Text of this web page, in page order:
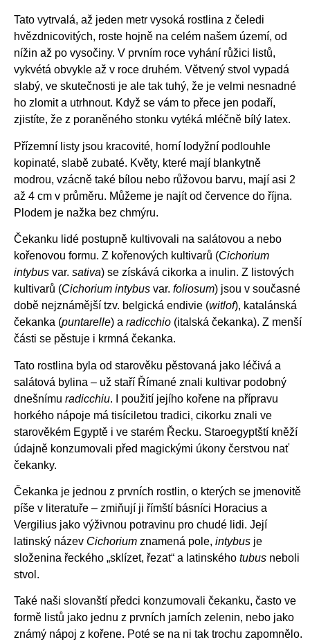
Tato vytrvalá, až jeden metr vysoká rostlina z čeledi
hvězdnicovitých, roste hojně na celém našem území, od
nížin až po vysočiny. V prvním roce vyhání růžici listů,
vykvétá obvykle až v roce druhém. Větvený stvol vypadá
slabý, ve skutečnosti je ale tak tuhý, že je velmi nesnadné
ho zlomit a utrhnout. Když se vám to přece jen podaří,
zjistíte, že z poraněného stonku vytéká mléčně bílý latex.
Přízemní listy jsou kracovité, horní lodyžní podlouhle
kopinaté, slabě zubaté. Květy, které mají blankytně
modrou, vzácně také bílou nebo růžovou barvu, mají asi 2
až 4 cm v průměru. Můžeme je najít od července do října.
Plodem je nažka bez chmýru.
Čekanku lidé postupně kultivovali na salátovou a nebo
kořenovou formu. Z kořenových kultivarů (Cichorium
intybus var. sativa) se získává cikorka a inulin. Z listových
kultivarů (Cichorium intybus var. foliosum) jsou v současné
době nejznámější tzv. belgická endivie (witlof), katalánská
čekanka (puntarelle) a radicchio (italská čekanka). Z menší
části se pěstuje i krmná čekanka.
Tato rostlina byla od starověku pěstovaná jako léčivá a
salátová bylina – už staří Římané znali kultivar podobný
dnešnímu radicchiu. I použití jejího kořene na přípravu
horkého nápoje má tisíciletou tradici, cikorku znali ve
starověkém Egyptě i ve starém Řecku. Staroegyptští kněží
údajně konzumovali před magickými úkony čerstvou nať
čekanky.
Čekanka je jednou z prvních rostlin, o kterých se jmenovitě
píše v literatuře – zmiňují ji římští básníci Horacius a
Vergilius jako výživnou potravinu pro chudé lidi. Její
latinský název Cichorium znamená pole, intybus je
složenina řeckého „sklízet, řezat“ a latinského tubus neboli
stvol.
Také naši slovanští předci konzumovali čekanku, často ve
formě listů jako jednu z prvních jarních zelenin, nebo jako
známý nápoj z kořene. Poté se na ni tak trochu zapomnělo.